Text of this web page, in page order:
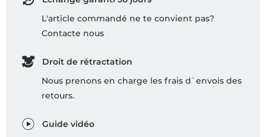
L'article commandé ne te convient pas?
Contacte nous
Droit de rétractation
Nous prenons en charge les frais d`envois des
retours.
Guide vidéo